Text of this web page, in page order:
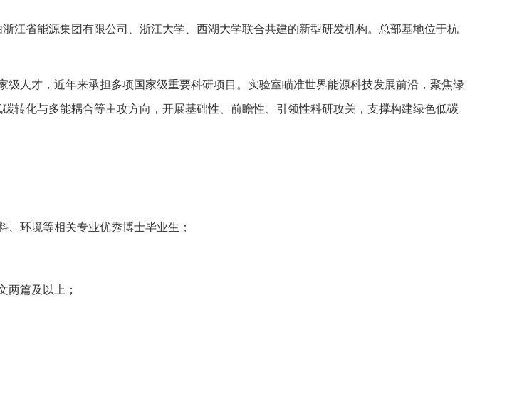
江省能源集团有限公司、浙江大学、西湖大学联合共建的新型研发机构。总部基地位于杭
级人才，近年来承担多项国家级重要科研项目。实验室瞄准世界能源科技发展前沿，聚焦绿
转化与多能耦合等主攻方向，开展基础性、前瞻性、引领性科研攻关，支撑构建绿色低碳
、环境等相关专业优秀博士毕业生 ；
两篇及以上 ；